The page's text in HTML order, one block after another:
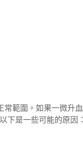
範圍。如果一微升
下是一些可能的原因：